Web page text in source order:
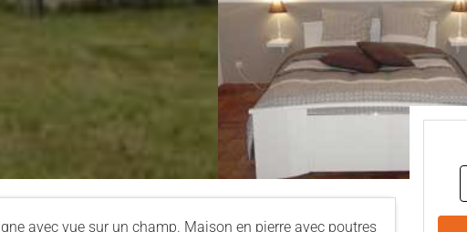
avec vue sur un champ. Maison en pierre avec poutres